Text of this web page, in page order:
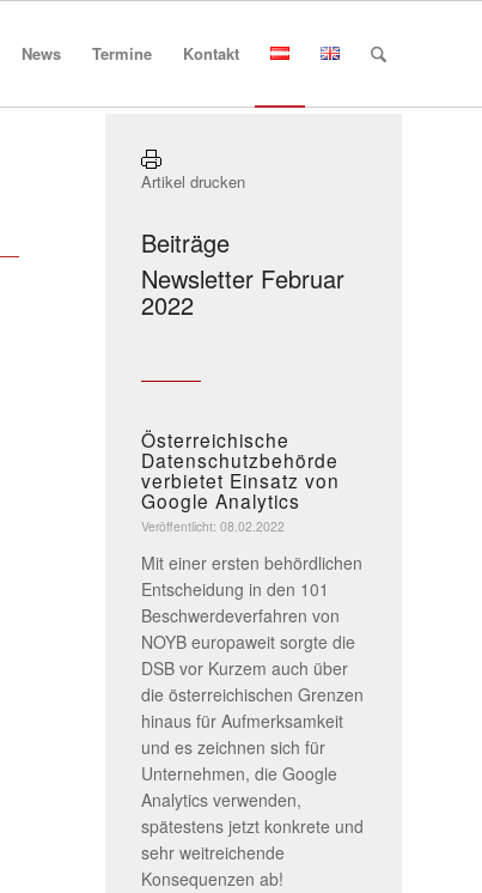
News Termine Kontakt
Artikel drucken
Beiträge
Newsletter Februar
2022
Österreichische
Datenschutzbehörde
verbietet Einsatz von
Google Analytics
Veröffentlicht: 08.02.2022
Mit einer ersten behördlichen
Entscheidung in den 101
Beschwerdeverfahren von
NOYB europaweit sorgte die
DSB vor Kurzem auch über
die österreichischen Grenzen
hinaus für Aufmerksamkeit
und es zeichnen sich für
Unternehmen, die Google
Analytics verwenden,
spätestens jetzt konkrete und
sehr weitreichende
Konsequenzen ab!